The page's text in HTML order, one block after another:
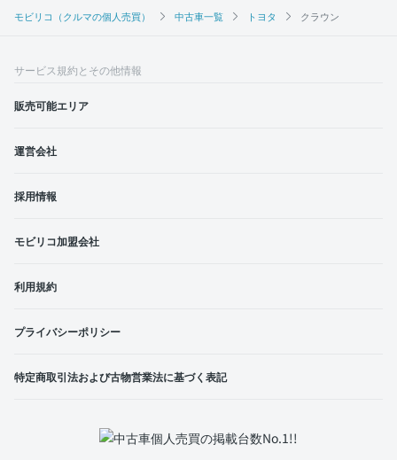
モビリコ（クルマの個人売買） 中古車一覧 トヨタ クラウン
サービス規約とその他情報
販売可能エリア
運営会社
採用情報
モビリコ加盟会社
利用規約
プライバシーポリシー
特定商取引法および古物営業法に基づく表記